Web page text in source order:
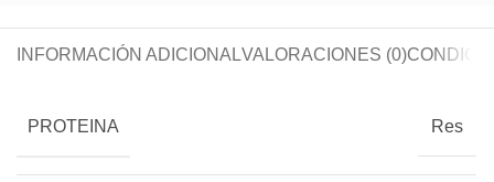
INFORMACIÓN ADICIONALVALORACIONES (0)
PROTEINA Res